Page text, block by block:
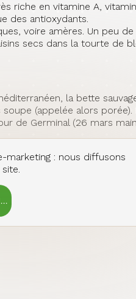
riche en vitamine A,
des antioxydants.
voire amères. Un peu
secs dans la tourte de
la bette
(appelée alors
de Germinal (26 mars
pousser dans mon jardin
marketing : nous diffusons